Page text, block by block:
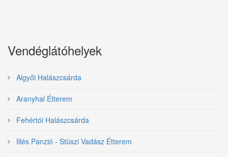
Vendéglátóhelyek
Algyői Halászcsárda
Aranyhal Étterem
Fehértói Halászcsárda
Illés Panzió - Stüszi Vadász Étterem